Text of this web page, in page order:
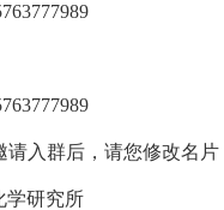
请入群后，请您修改名片
学研究所